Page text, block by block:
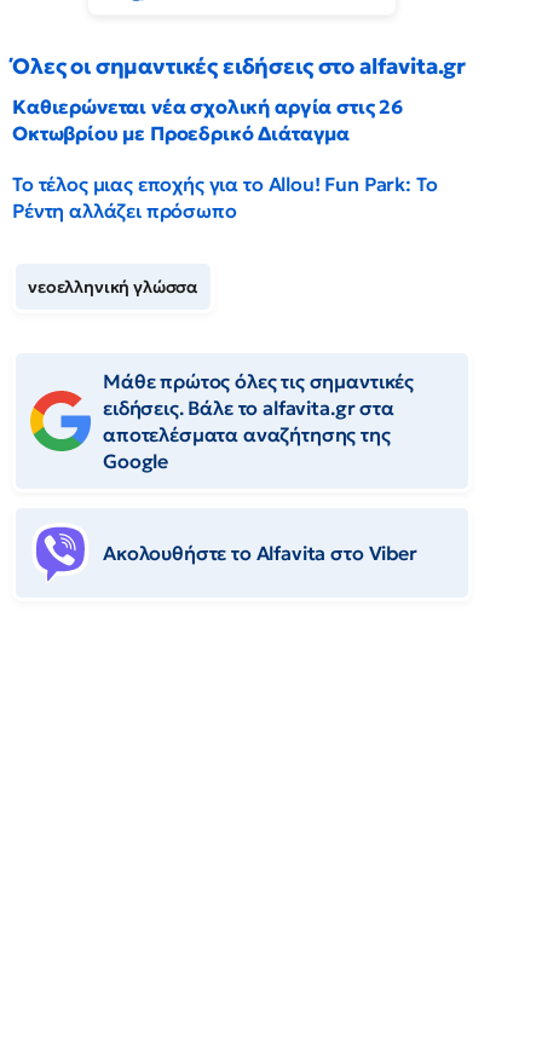
Όλες οι σημαντικές ειδήσεις στο alfavita.gr
Καθιερώνεται νέα σχολική αργία στις 26
Οκτωβρίου με Προεδρικό Διάταγμα
Το τέλος μιας εποχής για το Allou! Fun Park: Το
Ρέντη αλλάζει πρόσωπο
νεοελληνική γλώσσα
Μάθε πρώτος όλες τις σημαντικές
ειδήσεις. Βάλε το alfavita.gr στα
αποτελέσματα αναζήτησης της
Google
Ακολουθήστε το Αlfavita στο Viber